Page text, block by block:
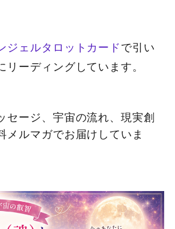
ジェルタロットカードで引い
ーディングしています。
セージ、宇宙の流れ、現実創
メルマガでお届けしていま